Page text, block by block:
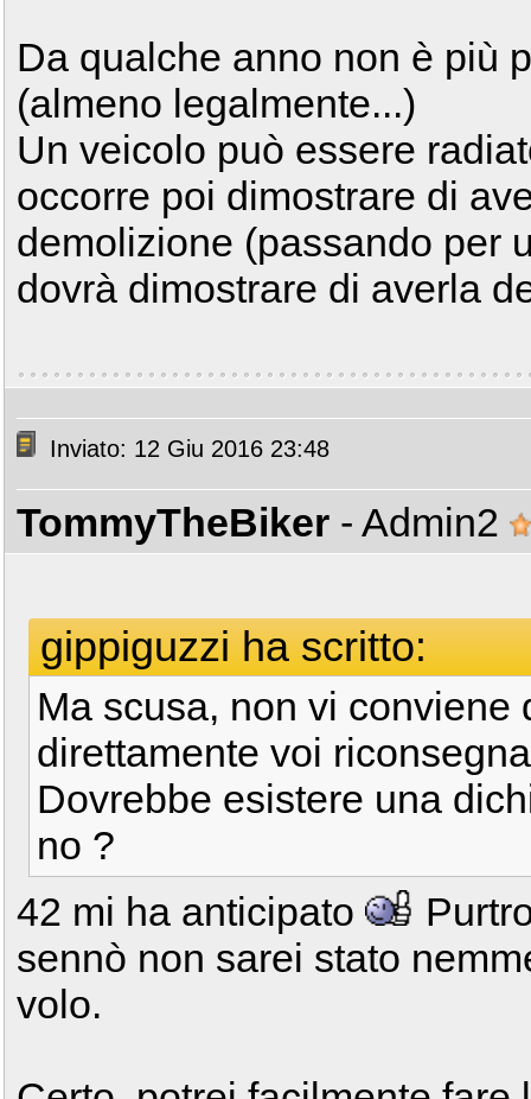
Da qualche anno non è più
(almeno legalmente...)
Un veicolo può essere
occorre poi dimostrare di
demolizione (passando per
dovrà dimostrare di averla
Inviato: 12 Giu 2016 23:48
TommyTheBiker - Admin2
gippiguzzi ha scritto:
Ma scusa, non vi conviene
direttamente voi
Dovrebbe esistere una
no ?
42 mi ha anticipato
sennò non sarei stato
volo.